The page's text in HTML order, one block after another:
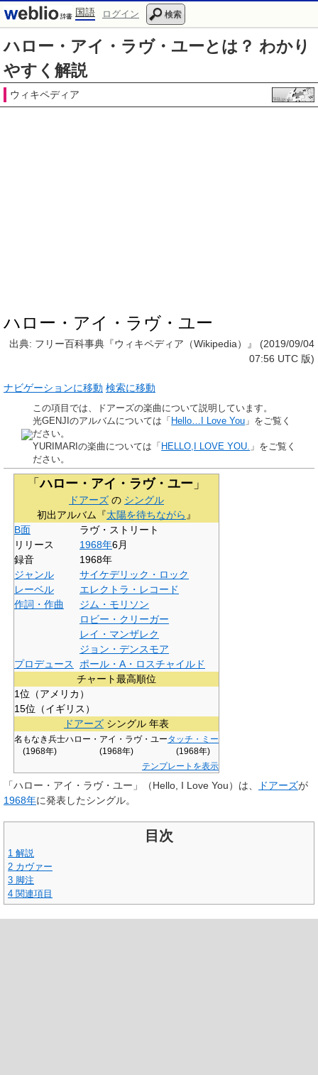
国語 ログイン 検索
ハロー・アイ・ラヴ・ユーとは？ わかり
やすく解説
ウィキペディア
ハロー・アイ・ラヴ・ユー
出典: フリー百科事典『ウィキペディア（Wikipedia）』 (2019/09/04
07:56 UTC 版)
ナビゲーションに移動 検索に移動
この項目では、ドアーズの楽曲について説明しています。
光GENJIのアルバムについては「 Hello…I Love You 」をご覧く
ださい。
YURIMARIの楽曲については「 HELLO,I LOVE YOU. 」をご覧く
ださい。
「ハロー・アイ・ラヴ・ユー 」
ドアーズ の シングル
初出アルバム『太陽を待ちながら 』
B面
ラヴ・ストリート
リリース
1968年6月
録音
1968年
ジャンル
サイケデリック・ロック
レーベル
エレクトラ・レコード
作詞・作曲
ジム・モリソン
ロビー・クリーガー
レイ・マンザレク
ジョン・デンスモア
プロデュース
ポール・A・ロスチャイルド
チャート最高順位
1位（アメリカ）
15位（イギリス）
ドアーズ シングル 年表
名もなき兵士
(1968年)
ハロー・アイ・ラヴ・ユー
(1968年)
タッチ・ミー
(1968年)
テンプレートを表示
「ハロー・アイ・ラヴ・ユー 」（Hello, I Love You）は、 ドアーズが
1968年に発表したシングル。
目次
1 解説
2 カヴァー
3 脚注
4 関連項目